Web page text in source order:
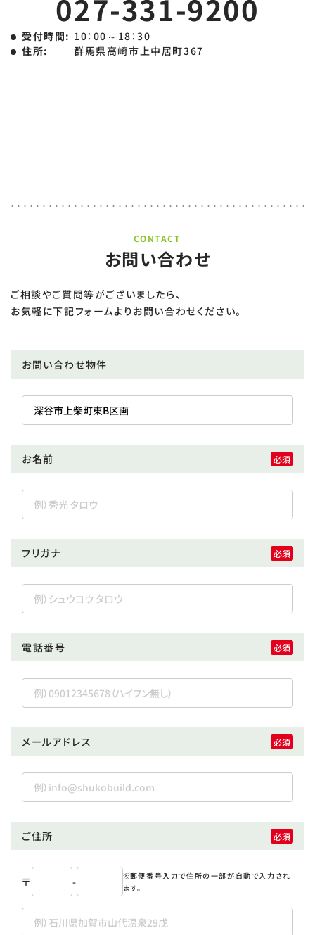
027-331-9200
受付時間: 10：00～18：30
住所:
群馬県高崎市上中居町367
CONTACT
お問い合わせ
ご相談やご質問等がございましたら、
お気軽に下記フォームよりお問い合わせください。
お問い合わせ物件
お名前
フリガナ
電話番号
メールアドレス
ご住所
〒 -
※郵便番号入力で住所の一部が自動で入力され
ます。